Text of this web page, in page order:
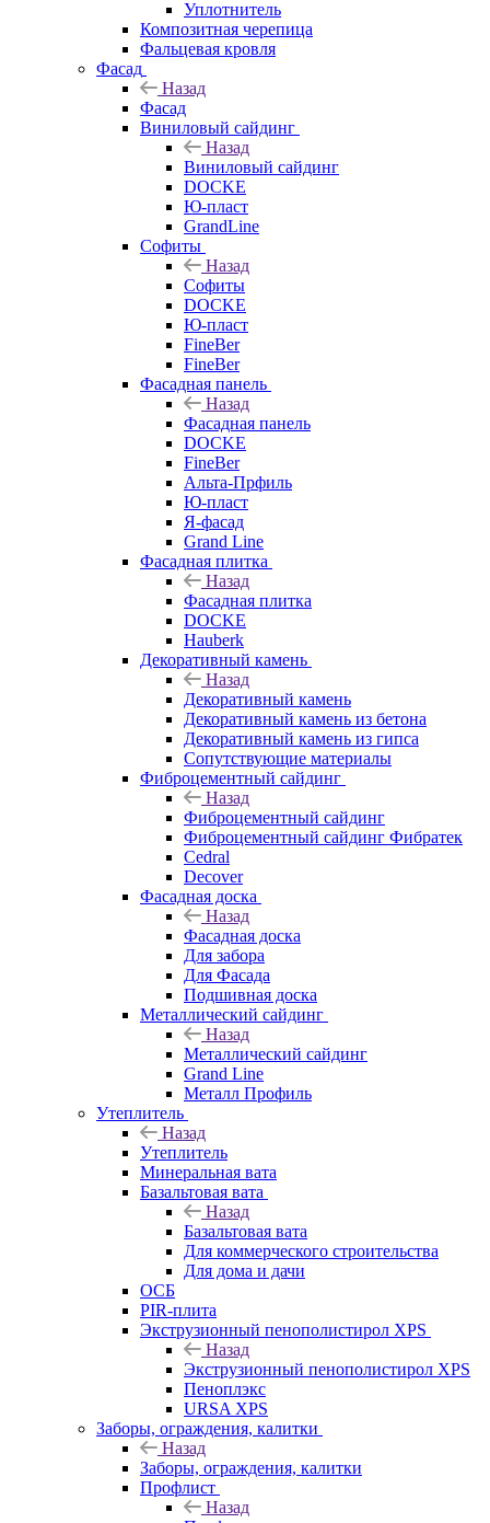
Уплотнитель
Композитная черепица
Фальцевая кровля
Фасад
Назад
Фасад
Виниловый сайдинг
Назад
Виниловый сайдинг
DOCKE
Ю-пласт
GrandLine
Софиты
Назад
Софиты
DOCKE
Ю-пласт
FineBer
FineBer
Фасадная панель
Назад
Фасадная панель
DOCKE
FineBer
Альта-Прфиль
Ю-пласт
Я-фасад
Grand Line
Фасадная плитка
Назад
Фасадная плитка
DOCKE
Hauberk
Декоративный камень
Назад
Декоративный камень
Декоративный камень из бетона
Декоративный камень из гипса
Сопутствующие материалы
Фиброцементный сайдинг
Назад
Фиброцементный сайдинг
Фиброцементный сайдинг Фибратек
Cedral
Decover
Фасадная доска
Назад
Фасадная доска
Для забора
Для Фасада
Подшивная доска
Металлический сайдинг
Назад
Металлический сайдинг
Grand Line
Металл Профиль
Утеплитель
Назад
Утеплитель
Минеральная вата
Базальтовая вата
Назад
Базальтовая вата
Для коммерческого строительства
Для дома и дачи
ОСБ
PIR-плита
Экструзионный пенополистирол XPS
Назад
Экструзионный пенополистирол XPS
Пеноплэкс
URSA XPS
Заборы, ограждения, калитки
Назад
Заборы, ограждения, калитки
Профлист
Назад